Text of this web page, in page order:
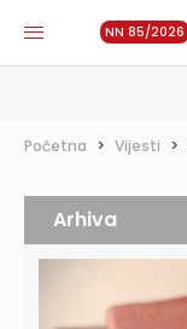
NN 85/2026
Početna > Vijesti >
Arhiva